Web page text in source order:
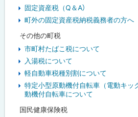
固定資産税（Q＆A）
町外の固定資産税納税義務者の方へ
その他の町税
市町村たばこ税について
入湯税について
軽自動車税種別割について
特定小型原動機付自転車（電動キッ
動機付自転車について
国民健康保険税